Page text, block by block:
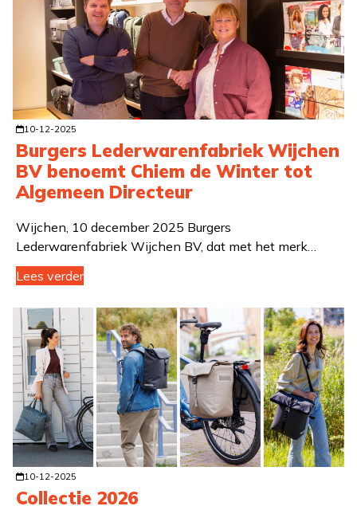
10-12-2025
Burgers Lederwarenfabriek Wijchen
BV benoemt Chiem de Winter tot
Algemeen Directeur
Wijchen, 10 december 2025 Burgers
Lederwarenfabriek Wijchen BV, dat met het merk…
Lees verder
10-12-2025
Collectie 2026